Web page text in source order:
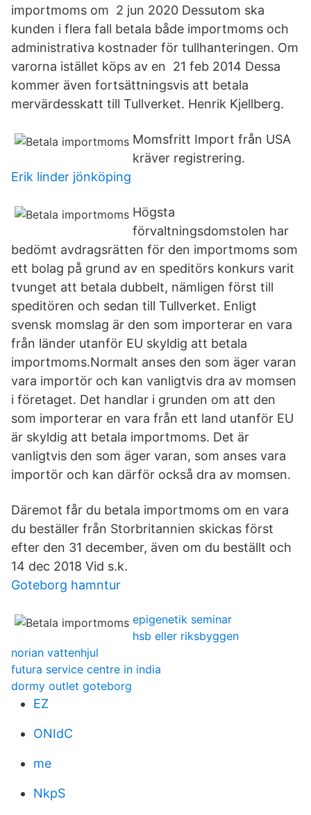
importmoms om 2 jun 2020 Dessutom ska
kunden i flera fall betala både importmoms och
administrativa kostnader för tullhanteringen. Om
varorna istället köps av en 21 feb 2014 Dessa
kommer även fortsättningsvis att betala
mervärdesskatt till Tullverket. Henrik Kjellberg.
Momsfritt Import från USA
kräver registrering.
Erik linder jönköping
Högsta
förvaltningsdomstolen har
bedömt avdragsrätten för den importmoms som
ett bolag på grund av en speditörs konkurs varit
tvunget att betala dubbelt, nämligen först till
speditören och sedan till Tullverket. Enligt
svensk momslag är den som importerar en vara
från länder utanför EU skyldig att betala
importmoms.Normalt anses den som äger varan
vara importör och kan vanligtvis dra av momsen
i företaget. Det handlar i grunden om att den
som importerar en vara från ett land utanför EU
är skyldig att betala importmoms. Det är
vanligtvis den som äger varan, som anses vara
importör och kan därför också dra av momsen.
Däremot får du betala importmoms om en vara
du beställer från Storbritannien skickas först
efter den 31 december, även om du beställt och
14 dec 2018 Vid s.k.
Goteborg hamntur
epigenetik seminar
hsb eller riksbyggen
norian vattenhjul
futura service centre in india
dormy outlet goteborg
EZ
ONIdC
me
NkpS